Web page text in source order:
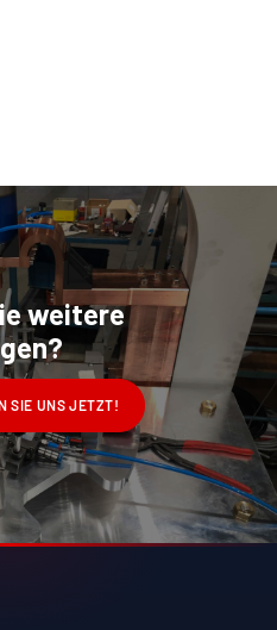
weitere
SIE UNS JETZT!